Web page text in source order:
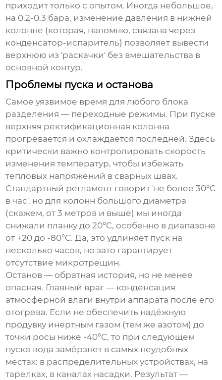
приходит только с опытом. Иногда небольшое,
на 0.2-0.3 бара, изменение давления в нижней
колонне (которая, напомню, связана через
конденсатор-испаритель) позволяет вывести
верхнюю из 'раскачки' без вмешательства в
основной контур.
Проблемы пуска и останова
Самое уязвимое время для любого блока
разделения — переходные режимы. При пуске
верхняя ректификационная колонна
прогревается и охлаждается последней. Здесь
критически важно контролировать скорость
изменения температур, чтобы избежать
тепловых напряжений в сварных швах.
Стандартный регламент говорит 'не более 30°C
в час', но для колонн большого диаметра
(скажем, от 3 метров и выше) мы иногда
снижали планку до 20°C, особенно в диапазоне
от +20 до -80°C. Да, это удлиняет пуск на
несколько часов, но зато гарантирует
отсутствие микротрещин.
Останов — обратная история, но не менее
опасная. Главный враг — конденсация
атмосферной влаги внутри аппарата после его
отогрева. Если не обеспечить надёжную
продувку инертным газом (тем же азотом) до
точки росы ниже -40°C, то при следующем
пуске вода замёрзнет в самых неудобных
местах: в распределительных устройствах, на
тарелках, в каналах насадки. Результат —